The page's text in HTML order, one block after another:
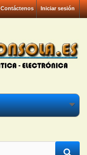
Iniciar sesión
Contáctenos